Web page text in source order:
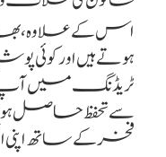
اس کے علاوہ،
ہوتے ہیں اور کوئی
ٹریڈنگ میں
سے تحفظ حاصل
فخر کے ساتھ اپنی